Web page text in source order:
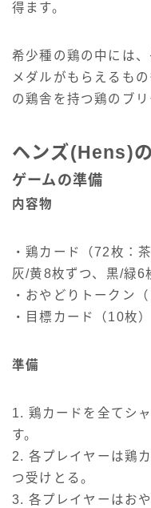
得ます。
希少種の鶏の中には
メダルがもらえるも
の鶏舎を持つ鶏のブ
ヘンズ(Hens)
ゲームの準備
内容物
・鶏カード（72枚：
灰/黄8枚ずつ、黒/緑6
・おやどりトークン
・目標カード（10枚）
準備
1. 鶏カードを全てシ
す。
2. 各プレイヤーは鶏
つ受けとる。
3. 各プレイヤーはお